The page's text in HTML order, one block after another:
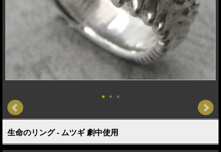
生命のリング - ムツギ 劇中使用